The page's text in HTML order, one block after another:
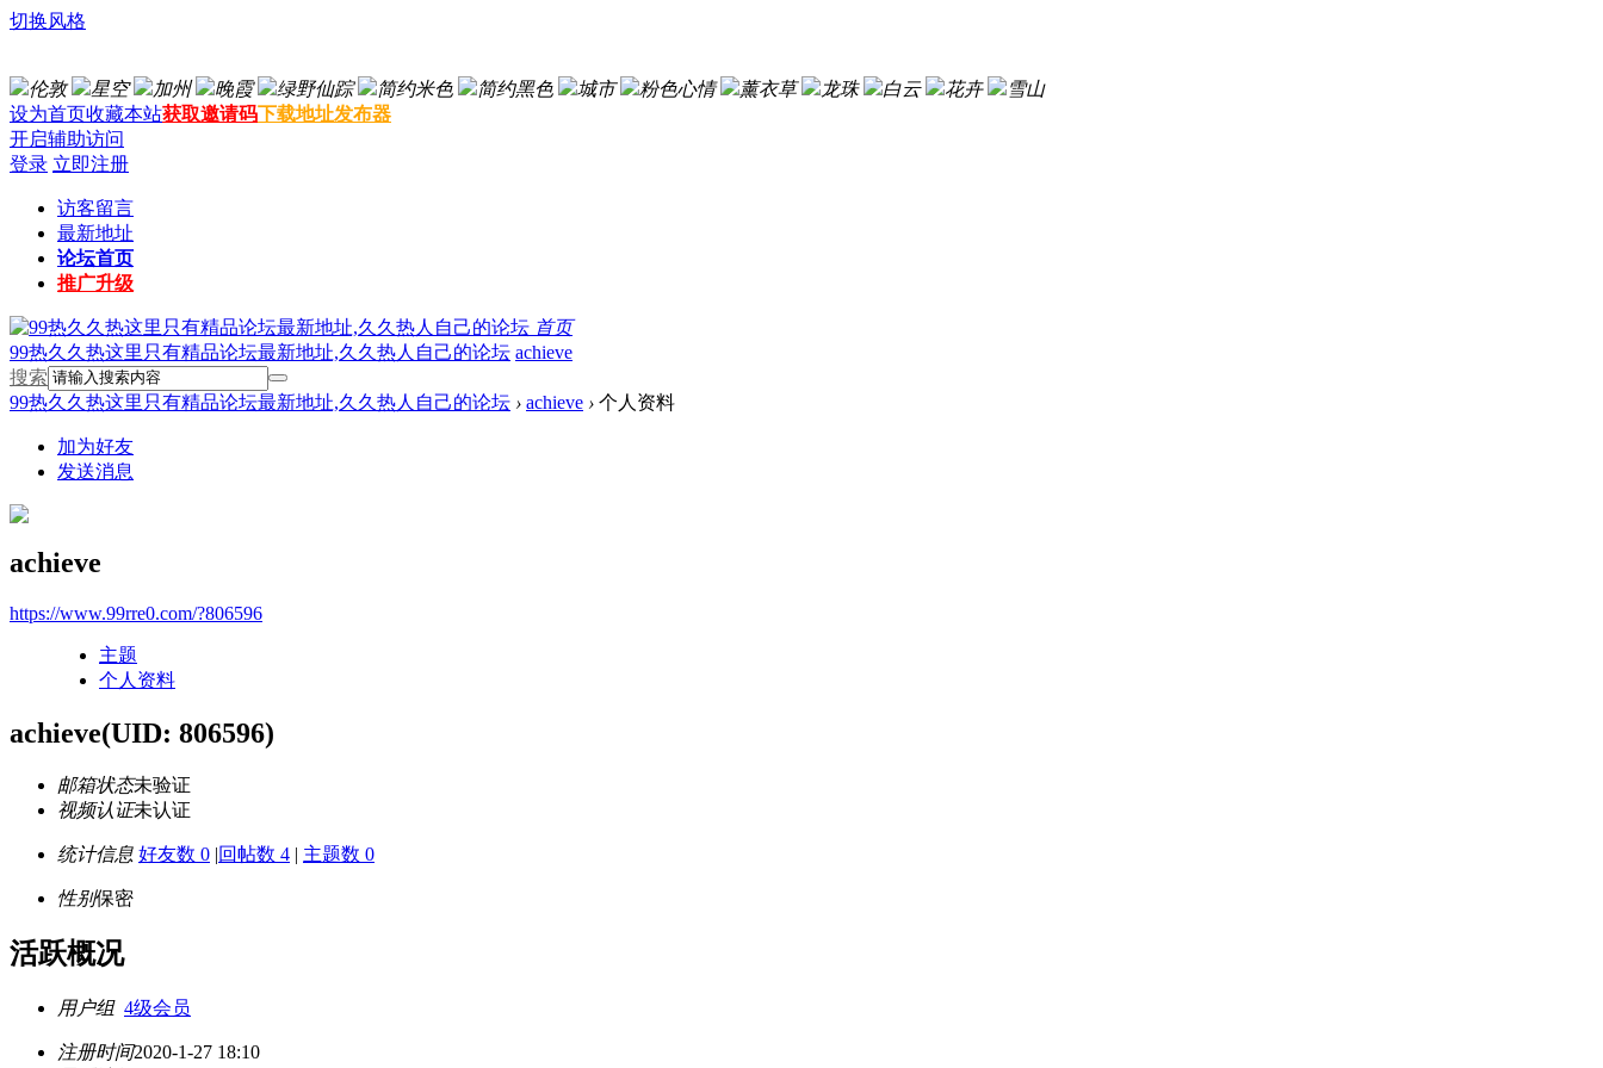
切换风格
伦敦 星空 加州 晚霞 绿野仙踪 简约米色 简约黑色 城市 粉色心情 薰衣草 龙珠 白云 花卉
雪山
设为首页收藏本站获取邀请码下载地址发布器
开启辅助访问
登录 立即注册
访客留言
最新地址
论坛首页
推广升级
首页
99热久久热这里只有精品论坛最新地址,久久热人自己的论坛 achieve
搜索
99热久久热这里只有精品论坛最新地址,久久热人自己的论坛 › achieve › 个人资料
加为好友
发送消息
achieve
https://www.99rre0.com/?806596
主题
个人资料
achieve(UID: 806596)
邮箱状态未验证
视频认证未认证
统计信息 好友数 0 |回帖数 4 | 主题数 0
性别保密
活跃概况
用户组 4级会员
注册时间2020-1-27 18:10